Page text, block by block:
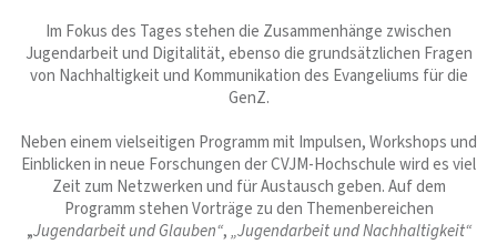
Im Fokus des Tages stehen die Zusammenhänge zwischen
Jugendarbeit und Digitalität, ebenso die grundsätzlichen Fragen
von Nachhaltigkeit und Kommunikation des Evangeliums für die
GenZ.
Neben einem vielseitigen Programm mit Impulsen, Workshops und
Einblicken in neue Forschungen der CVJM-Hochschule wird es viel
Zeit zum Netzwerken und für Austausch geben. Auf dem
Programm stehen Vorträge zu den Themenbereichen
„Jugendarbeit und Glauben“,„Jugendarbeit und Nachhaltigkeit“